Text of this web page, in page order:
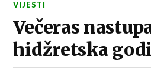
VIJESTI
Večeras
hidžretska